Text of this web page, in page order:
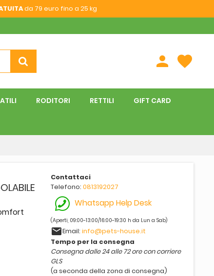
da 79 euro fino a 25 kg
person favorite
RODITORI RETTILI GIFT CARD
Contattaci
Telefono:0813192027
Whatsapp Help Desk
(Aperti, 09:00-13:00/16:00-19:30 h da Lun a Sab)
emailEmail:info@pets-house.it
Tempo per la consegna
Consegna dalle 24 alle 72 ore con corriere
GLS
(a seconda della zona di consegna)